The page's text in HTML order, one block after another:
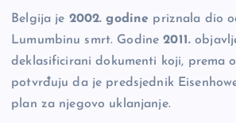
Belgija je 2002. godine priznala dio
Lumumbinu smrt. Godine2011.
deklasificirani dokumenti koji, prema
potvrđuju da je predsjednik
plan za njegovo uklanjanje.